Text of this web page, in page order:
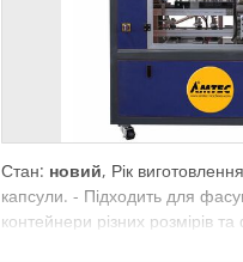
Стан: новий, Рік
капсули. - Підходить для
контейнери різних
герметичним закриттям.